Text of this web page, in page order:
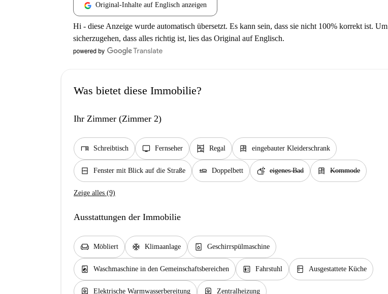
Original-Inhalte auf Englisch anzeigen
Hi - diese Anzeige wurde automatisch übersetzt. Es kann sein, dass sie nicht 100% korrekt ist. Um
sicherzugehen, dass alles richtig ist, lies das Original auf Englisch.
Was bietet diese Immobilie?
Ihr Zimmer (Zimmer 2)
desk Schreibtisch tv Fernseher shelves Regal dresser eingebauter Kleiderschrank
window_closed Fenster mit Blick auf die Straße airline_seat_flat Doppelbett soap eigenes Bad dresser Kommode
Zeige alles (9)
Ausstattungen der Immobilie
chair Möbliert ac_unit Klimaanlage dishwasher_gen Geschirrspülmaschine
local_laundry_service Waschmaschine in den Gemeinschaftsbereichen elevator Fahrstuhl kitchen Ausgestattete Küche
water_heater Elektrische Warmwasserbereitung water_heater Zentralheizung